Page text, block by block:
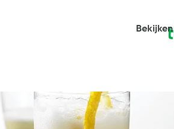
Bekijken